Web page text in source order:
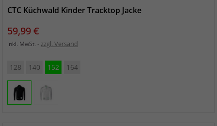
CTC Küchwald Kinder Tracktop Jacke
Preis
59,99 €
inkl. MwSt. zzgl. Versand
128 140 152 164